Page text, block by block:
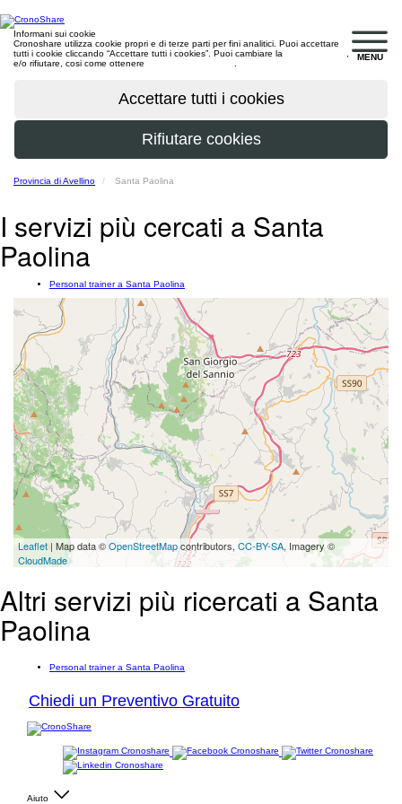
MENU
Informani sui cookie
Cronoshare utilizza cookie propri e di terze parti per fini analitici. Puoi accettare
tutti i cookie cliccando “Accettare tutti i cookies”. Puoi cambiare la
e/o rifiutare, cosi come ottenere
Provincia di Avellino Santa Paolina
I servizi più cercati a Santa
Paolina
Personal trainer a Santa Paolina
Leaflet | Map data ©OpenStreetMapcontributors, CC-BY-SA, Imagery ©
CloudMade
Altri servizi più ricercati a Santa
Paolina
Personal trainer a Santa Paolina
Chiedi un Preventivo Gratuito
Aiuto